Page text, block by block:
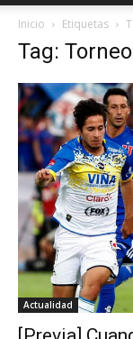
Inicio Etiquetas
Tag:
Actualidad